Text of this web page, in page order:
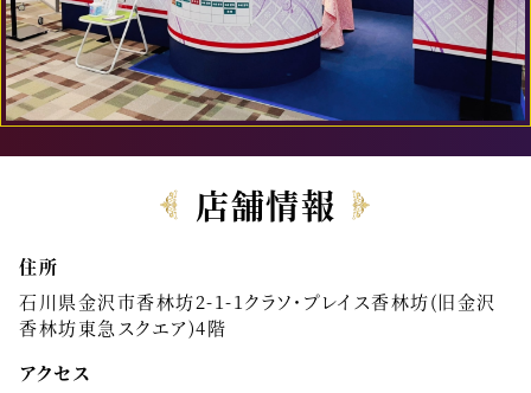
店舗情報
住所
石川県金沢市香林坊2-1-1クラソ・プレイス香林坊(旧金沢
香林坊東急スクエア)4階
アクセス